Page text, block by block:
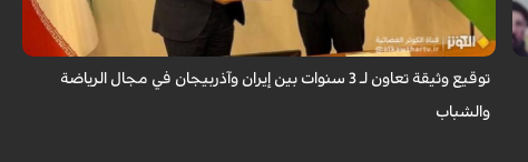
وآذربيجان في مجال الرياضة والشباب.
توقيع وثيقة تعاون لـ 3 سنوات بين إيران وآذربيجان في مجال الرياضة
والشباب